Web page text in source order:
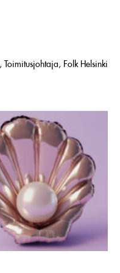
, Toimitusjohtaja, Folk Helsinki